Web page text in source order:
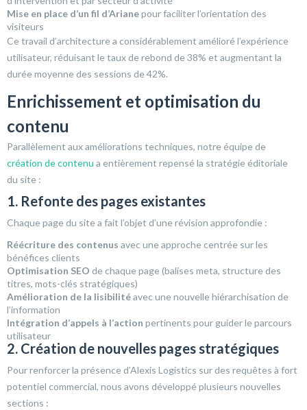
Mise en place d’un fil d’Arianepour faciliter l’orientation des
visiteurs
Ce travail d’architecture a considérablement amélioré l’expérience
utilisateur, réduisant le taux de rebond de 38% et augmentant la
durée moyenne des sessions de 42%.
Enrichissement et optimisation du
contenu
Parallèlement aux améliorations techniques, notre équipe de
création de contenu a entièrement repensé la stratégie éditoriale
du site :
1. Refonte des pages existantes
Chaque page du site a fait l’objet d’une révision approfondie :
Réécriture des contenus avec une approche centrée sur les
bénéfices clients
Optimisation SEO de chaque page (balises meta, structure des
titres, mots-clés stratégiques)
Amélioration de la lisibilitéavec une nouvelle hiérarchisation de
l’information
Intégration d’appels à l’action pertinents pour guider le parcours
utilisateur
2. Création de nouvelles pages stratégiques
Pour renforcer la présence d’Alexis Logistics sur des requêtes à fort
potentiel commercial, nous avons développé plusieurs nouvelles
sections :